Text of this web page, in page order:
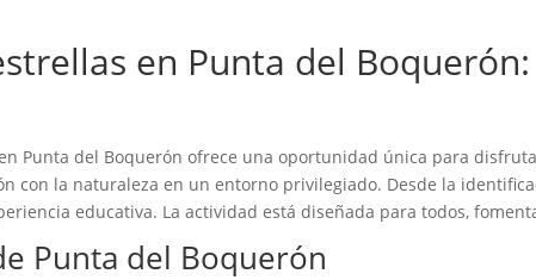
en Punta del
Punta del Boquerón ofrece una oportunidad única para
con la naturaleza en un entorno privilegiado. Desde la
educativa. La actividad está diseñada para todos,
Punta del Boquerón